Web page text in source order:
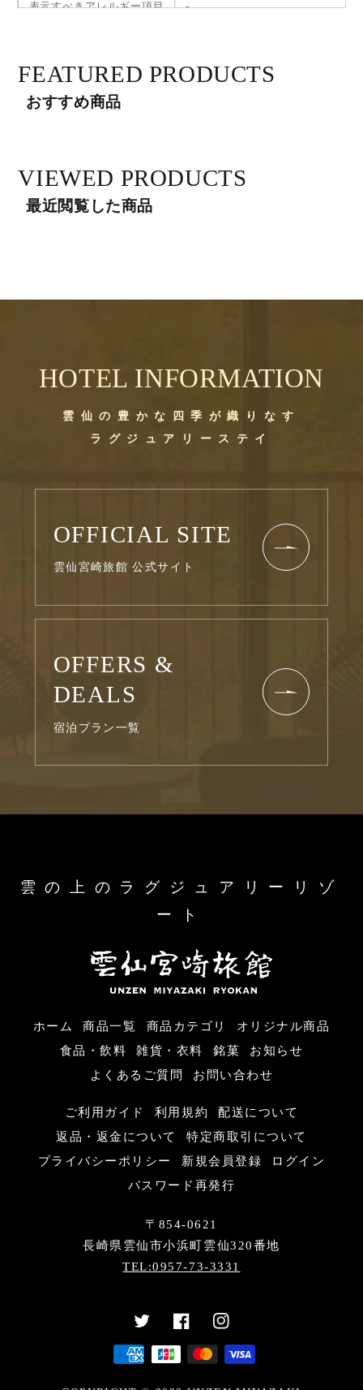
表示すべきアレルギー項目 -
保存方法 高温多湿を避け、移り香にご注意
FEATURED PRODUCTS
おすすめ商品
VIEWED PRODUCTS
最近閲覧した商品
HOTEL INFORMATION
雲仙の豊かな四季が織りなす
ラグジュアリーステイ
OFFICIAL SITE
雲仙宮崎旅館 公式サイト
OFFERS &
DEALS
宿泊プラン一覧
雲の上のラグジュアリーリゾ
ート
ホーム 商品一覧 商品カテゴリ
オリジナル商品
食品・飲料
雑貨・衣料 銘菓
お知らせ
よくあるご質問
お問い合わせ
ご利用ガイド 利用規約
配送について
返品・返金について
特定商取引について
プライバシーポリシー
新規会員登録
ログイン
パスワード再発行
〒854-0621
長崎県雲仙市小浜町雲仙320番地
TEL:0957-73-3331